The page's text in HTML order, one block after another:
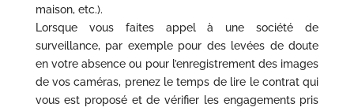
maison, etc.).
Lorsque vous faites appel à une société de
surveillance, par exemple pour des levées de doute
en votre absence ou pour l’enregistrement des images
de vos caméras, prenez le temps de lire le contrat qui
vous est proposé et de vérifier les engagements pris